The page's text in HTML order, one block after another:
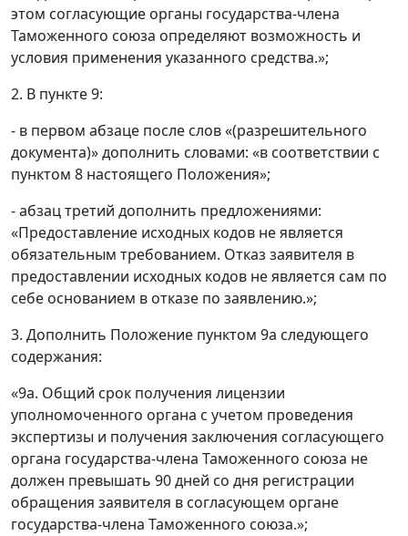
этом согласующие органы государства-члена
Таможенного союза определяют возможность и
условия применения указанного средства.»;
2. В пункте 9:
- в первом абзаце после слов «(разрешительного
документа)» дополнить словами: «в соответствии с
пунктом 8 настоящего Положения»;
- абзац третий дополнить предложениями:
«Предоставление исходных кодов не является
обязательным требованием. Отказ заявителя в
предоставлении исходных кодов не является сам по
себе основанием в отказе по заявлению.»;
3. Дополнить Положение пунктом 9а следующего
содержания:
«9а. Общий срок получения лицензии
уполномоченного органа с учетом проведения
экспертизы и получения заключения согласующего
органа государства-члена Таможенного союза не
должен превышать 90 дней со дня регистрации
обращения заявителя в согласующем органе
государства-члена Таможенного союза.»;